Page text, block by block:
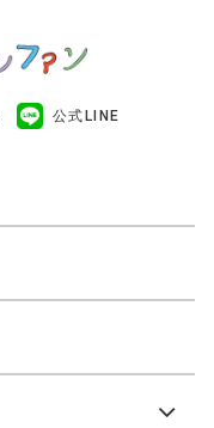
公式LINE